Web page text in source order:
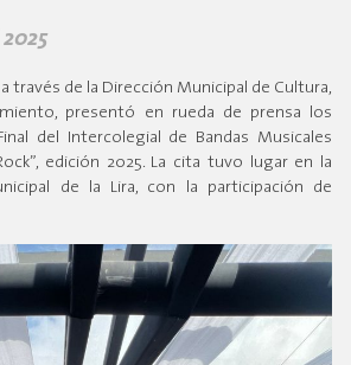
a través de la Dirección Municipal de Cultura,
presentó en rueda de prensa los
del Intercolegial de Bandas Musicales
edición 2025. La cita tuvo lugar en la
de la Lira, con la participación de